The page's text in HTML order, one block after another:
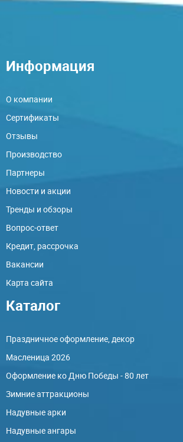
Информация
О компании
Сертификаты
Отзывы
Производство
Партнеры
Новости и акции
Тренды и обзоры
Вопрос-ответ
Кредит, рассрочка
Вакансии
Карта сайта
Каталог
Праздничное оформление, декор
Масленица 2026
Оформление ко Дню Победы - 80 лет
Зимние аттракционы
Надувные арки
Надувные ангары